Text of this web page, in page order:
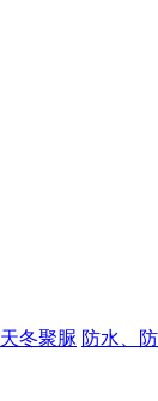
天冬聚脲 防水、